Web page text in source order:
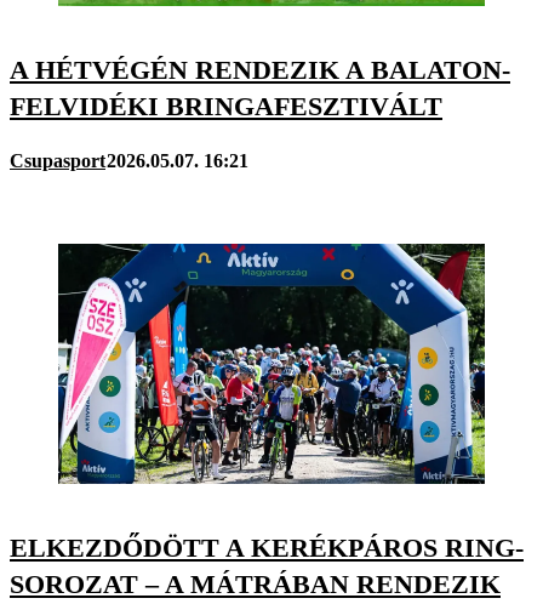
A HÉTVÉGÉN RENDEZIK A BALATON-
FELVIDÉKI BRINGAFESZTIVÁLT
Csupasport2026.05.07. 16:21
ELKEZDŐDÖTT A KERÉKPÁROS RING-
SOROZAT – A MÁTRÁBAN RENDEZIK